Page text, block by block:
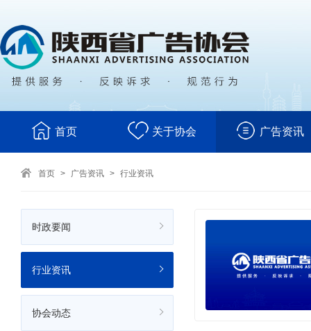
首页 关于协会 广告资讯
首页 > 广告资讯 > 行业资讯
时政要闻
行业资讯
协会动态